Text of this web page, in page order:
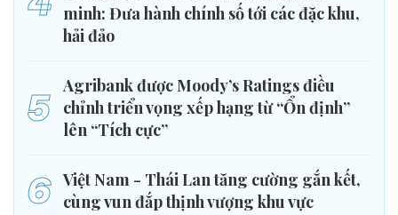
minh: Đưa hành chính số tới các đặc khu,
hải đảo
5
Agribank được Moody’s Ratings điều
chỉnh triển vọng xếp hạng từ “Ổn định”
lên “Tích cực”
6 Việt Nam - Thái Lan tăng cường gắn kết,
cùng vun đắp thịnh vượng khu vực